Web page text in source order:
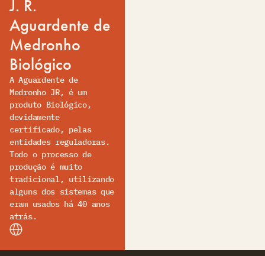
J. R.
Aguardente de
Medronho
Biológico
A Aguardente de
Medronho JR, é um
produto Biológico,
devidamente
certificado, pelas
entidades reguladoras.
Todo o processo de
produção é muito
tradicional, utilizando
alguns dos sistemas que
eram usados há 40 anos
atrás.